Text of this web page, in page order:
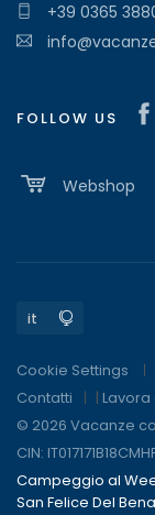
+39 0365
FOLLOW US
Webshop
Cookie Settings
Contatti
| Lavora
© 2026 Vacanze
CIN:
Campeggio al
San Felice Del